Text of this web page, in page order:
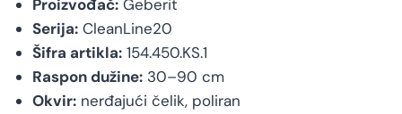
Proizvođač:Geberit
Serija:CleanLine20
Šifra artikla:154.450.KS.1
Raspon dužine:30–90 cm
Okvir:nerđajući čelik, poliran